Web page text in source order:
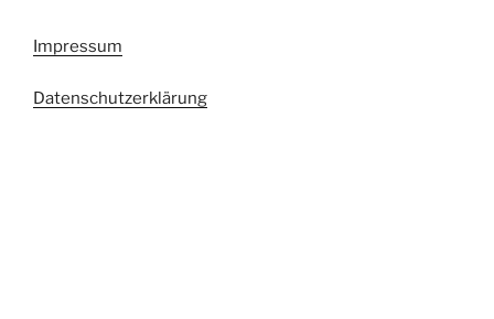
Impressum
Datenschutzerklärung